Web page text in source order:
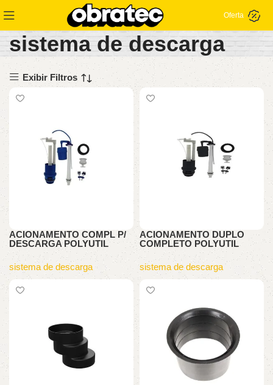
Oferta
sistema de descarga
Exibir Filtros
ACIONAMENTO COMPL P/
DESCARGA POLYUTIL
sistema de descarga
ACIONAMENTO DUPLO
COMPLETO POLYUTIL
sistema de descarga